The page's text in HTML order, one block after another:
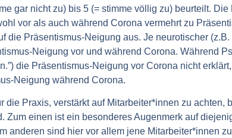
gar nicht zu) bis 5 (= stimme völlig zu) beurteilt.
vor als auch während Corona vermehrt zu
die Präsentismus-Neigung aus. Je neurotischer (z.B.
Neigung vor und während Corona. Während
die Präsentismus-Neigung vor Corona nicht
Neigung während Corona.
die Praxis, verstärkt auf Mitarbeiter*innen zu achten,
Zum einen ist ein besonderes Augenmerk auf
anderen sind hier vor allem jene Mitarbeiter*innen